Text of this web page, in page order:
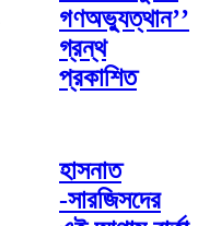
গণঅভ্যুত্থান’’
গ্রন্থ
প্রকাশিত
হাসনাত
-সারজিসদের